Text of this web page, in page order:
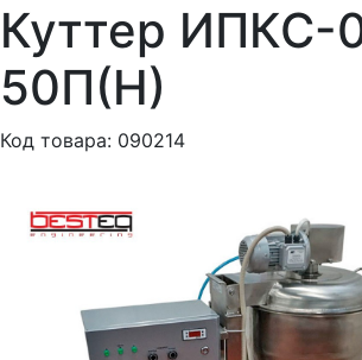
Куттер ИПКС-
50П(Н)
Код товара: 090214